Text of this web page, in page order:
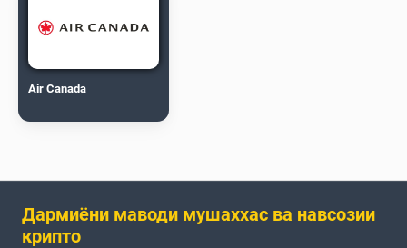
Air Canada
Дармиёни маводи мушаххас ва навсозии
крипто